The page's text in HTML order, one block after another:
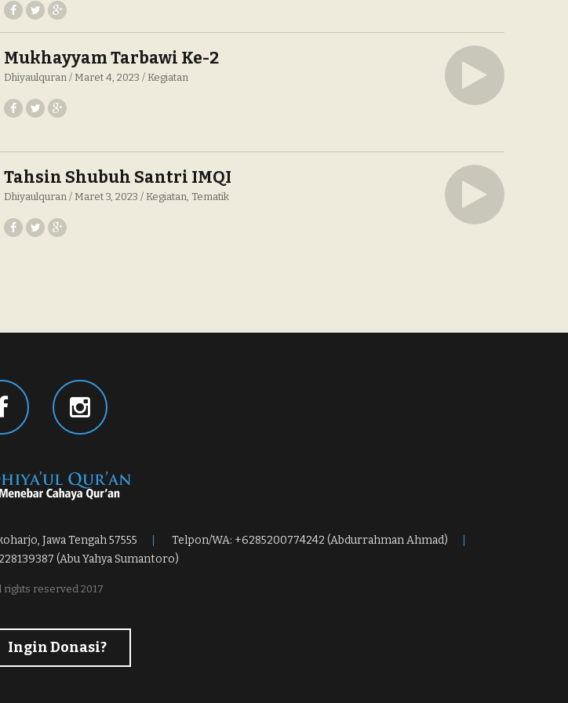
Mukhayyam Tarbawi Ke-2
Dhiyaulquran Maret 4, 2023 Kegiatan
Tahsin Shubuh Santri IMQI
Dhiyaulquran Maret 3, 2023 Kegiatan Tematik
Jawa Tengah 57555
Telpon/WA: +6285200774242 (Abdurrahman Ahmad)
(Abu Yahya Sumantoro)
rights reserved 2017
Ingin Donasi?